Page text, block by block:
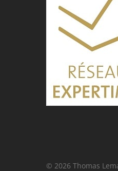
© 2026 Thomas